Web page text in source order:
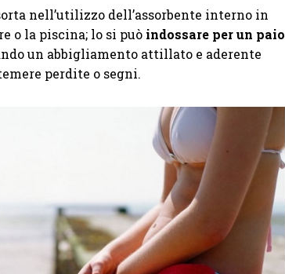
nell’utilizzo dell’assorbente interno in
o la piscina; lo si può indossare per un paio
un abbigliamento attillato e aderente
perdite o segni.